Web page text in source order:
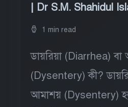
| Dr S.M. Shahidul
1 min read
ডায়রিয়া (Diarrhea)
(Dysentery) কী?
আমাশয় (Dysentery)